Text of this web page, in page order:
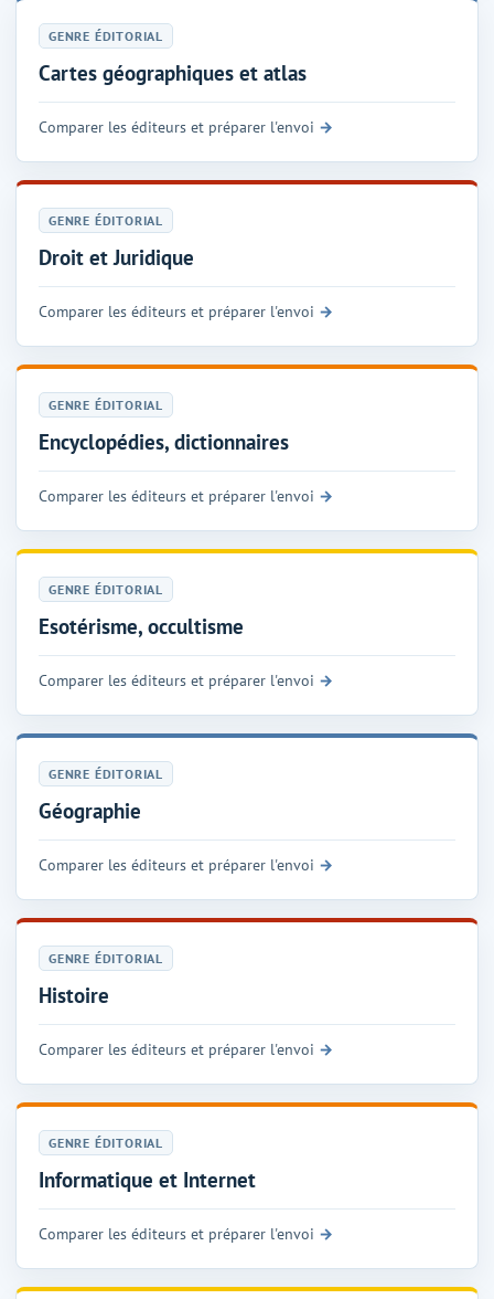
GENRE ÉDITORIAL
Cartes géographiques et atlas
Comparer les éditeurs et préparer l'envoi
GENRE ÉDITORIAL
Droit et Juridique
Comparer les éditeurs et préparer l'envoi
GENRE ÉDITORIAL
Encyclopédies, dictionnaires
Comparer les éditeurs et préparer l'envoi
GENRE ÉDITORIAL
Esotérisme, occultisme
Comparer les éditeurs et préparer l'envoi
GENRE ÉDITORIAL
Géographie
Comparer les éditeurs et préparer l'envoi
GENRE ÉDITORIAL
Histoire
Comparer les éditeurs et préparer l'envoi
GENRE ÉDITORIAL
Informatique et Internet
Comparer les éditeurs et préparer l'envoi